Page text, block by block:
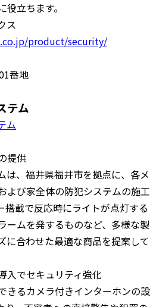
立ちます。
ス
product/security/
番地
テム
提供
は、福井県福井市を拠点に、各メ
よび家全体の防犯システムの施工
搭載で反応時にライトが点灯する
ームを発するものなど、多様な製
に合わせた最適な商品を提案して
入でセキュリティ強化
きるカメラ付きインターホンの設